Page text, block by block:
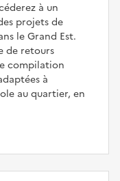
à un
projets de
le Grand Est.
de retours
compilation
à
au quartier, en